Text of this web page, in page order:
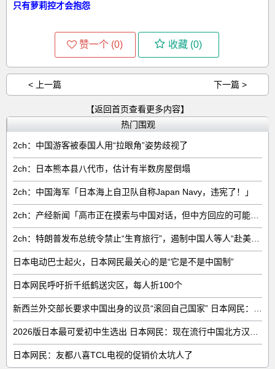
只有萝莉控才会抱怨
赞一个 (0) 收藏 (0)
< 上一篇 下一篇 >
【返回首页查看更多内容】
热门围观
2ch：中国游客被泰国人用“拉眼角”姿势歧视了
2ch：日本熊本县八代市，估计有半数房屋倒塌
2ch：中国海军「日本海上自卫队自称Japan Navy，违宪了！」
日本电动巴士起火，日本网民最关心的是“它是不是中国制”
日本网民呼吁折千纸鹤送灾区，每人折100个
日本网民：友都八喜TCL电视的促销价太坑人了